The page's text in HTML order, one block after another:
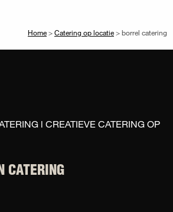
Home>Catering op locatie>borrel catering
l CREATIEVE CATERING OP
CATERING